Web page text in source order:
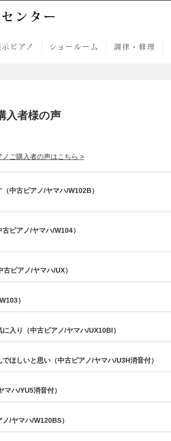
ンター
ピアノ ショールーム 調律・修理
入者様の声
ノご購入者の声はこちら >
中古ピアノ/ヤマハ/W102B）
ピアノ/ヤマハ/W104）
ピアノ/ヤマハ/UX）
）
入り（中古ピアノ/ヤマハ/UX10Bl）
ほしいと思い（中古ピアノ/ヤマハ/U3H消音付）
ハ/YU5消音付）
/ヤマハ/W120BS）